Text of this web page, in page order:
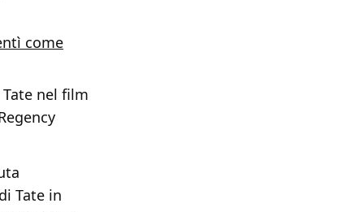
come
nel film
Tate in